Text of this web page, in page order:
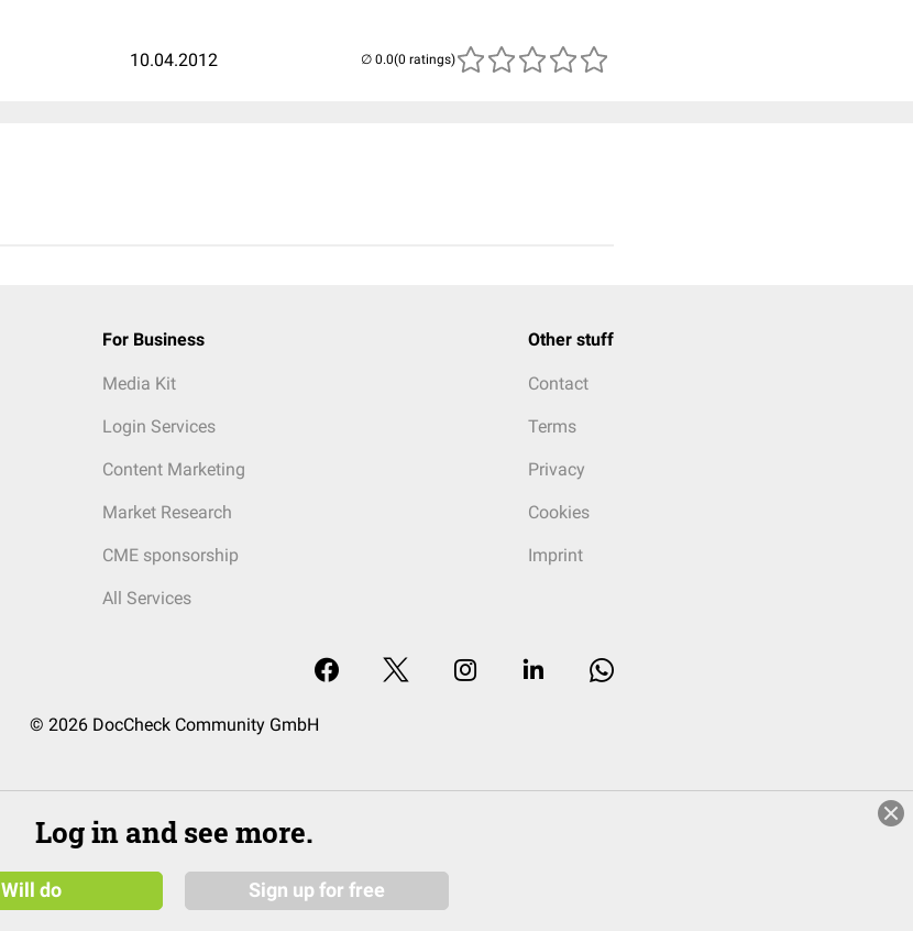
10.04.2012 (0 ratings)
For Business
Media Kit
Login Services
Content Marketing
Market Research
CME sponsorship
All Services
Other stuff
Contact
Terms
Privacy
Cookies
Imprint
© 2026 DocCheck Community GmbH
Log in and see more.
Will do Sign up for free